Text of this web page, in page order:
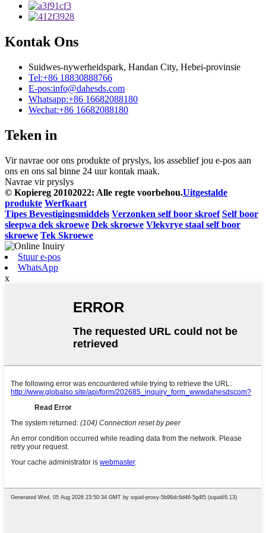
Kontak Ons
Suidwes-nywerheidspark, Handan City, Hebei-provinsie
Tel:+86 18830888766
E-pos:info@dahesds.com
Whatsapp:+86 16682088180
Wechat:+86 16682088180
Teken in
Vir navrae oor ons produkte of pryslys, los asseblief jou e-pos aan
ons en ons sal binne 24 uur kontak maak.
Navrae vir pryslys
© Kopiereg 20102022: Alle regte voorbehou.Uitgestalde
produkte Werfkaart
Tipes Bevestigingsmiddels Verzonken self boor skroef Self boor
sleepwa dek skroewe Dek skroewe Vlekvrye staal self boor
skroewe Tek Skroewe
Stuur e-pos
WhatsApp
x